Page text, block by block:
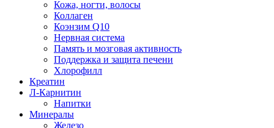
Кожа, ногти, волосы
Коллаген
Коэнзим Q10
Нервная система
Память и мозговая активность
Поддержка и защита печени
Хлорофилл
Креатин
Л-Карнитин
Напитки
Минералы
Железо